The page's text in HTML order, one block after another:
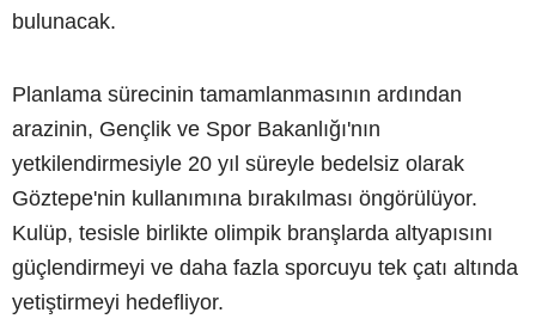
bulunacak.
Planlama sürecinin tamamlanmasının ardından
arazinin, Gençlik ve Spor Bakanlığı'nın
yetkilendirmesiyle 20 yıl süreyle bedelsiz olarak
Göztepe'nin kullanımına bırakılması öngörülüyor.
Kulüp, tesisle birlikte olimpik branşlarda altyapısını
güçlendirmeyi ve daha fazla sporcuyu tek çatı altında
yetiştirmeyi hedefliyor.